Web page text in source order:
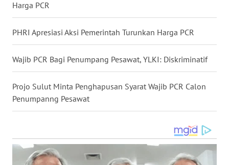
Harga PCR
PHRI Apresiasi Aksi Pemerintah Turunkan Harga PCR
Wajib PCR Bagi Penumpang Pesawat, YLKI: Diskriminatif
Projo Sulut Minta Penghapusan Syarat Wajib PCR Calon
Penumpanng Pesawat
WN
NUSANTARA
WN
JOGJA
WN
WN